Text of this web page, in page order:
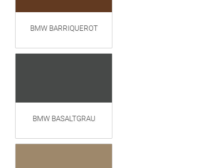
BMW BARRIQUEROT
BMW BASALTGRAU